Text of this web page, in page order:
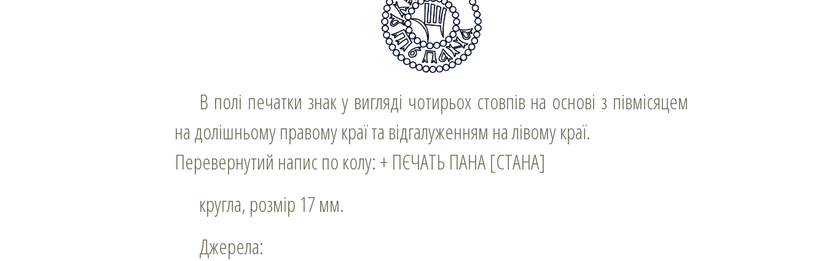
В полі печатки знак у вигляді чотирьох стовпів на основі з півмісяцем
на долішньому правому краї та відгалуженням на лівому краї.
Перевернутий напис по колу: + ПЄЧАТЬ ПАНА [СТАНА]
кругла, розмір 17 мм.
Джерела: